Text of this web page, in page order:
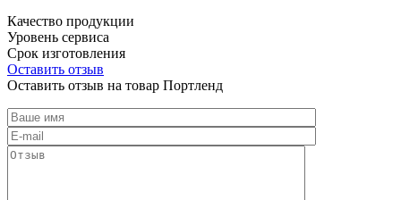
Качество продукции
Уровень сервиса
Срок изготовления
Оставить отзыв
Оставить отзыв на товар Портленд